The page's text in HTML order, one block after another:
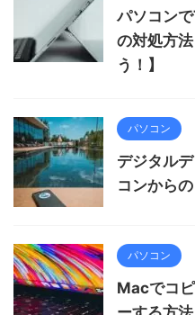
パソコン
の対処方
う！】
パソコン
デジタル
コンから
パソコン
Macでコ